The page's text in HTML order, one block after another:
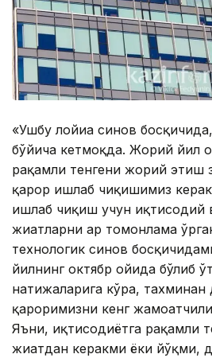
«Ушбу лойиҳа синов
бўйича кетмоқда. Жорий йил
рақамли тенгени жорий этиш
қарор ишлаб чиқишимиз
ишлаб чиқиш учун иқтисодий
жиҳатларни ҳар томонлама
технологик синов
йилнинг октябр ойида бўлиб
натижаларига кўра, тахминан
қароримизни кенг
Яъни, иқтисодиётга рақамли
жиҳатдан керакми ёки йўқми,